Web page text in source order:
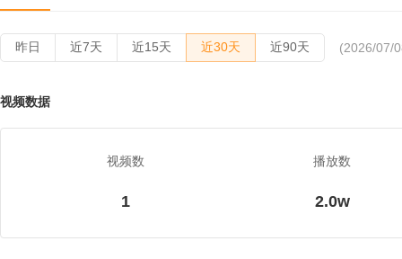
昨日 近7天 近15天 近30天 近90天 (2026/07/
视频数据
视频数
1
播放数
2.0w